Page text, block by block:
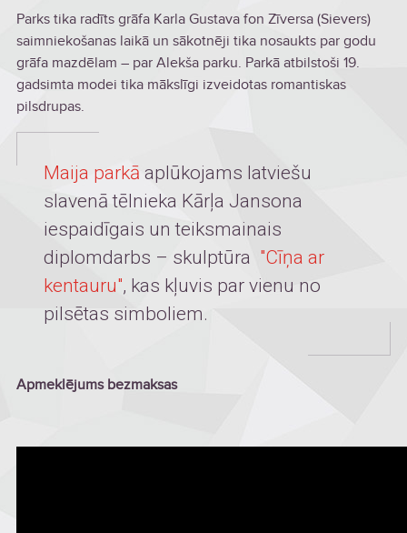
Parks tika radīts grāfa Karla Gustava fon Zīversa (Sievers)
saimniekošanas laikā un sākotnēji tika nosaukts par godu
grāfa mazdēlam – par Alekša parku. Parkā atbilstoši 19.
gadsimta modei tika mākslīgi izveidotas romantiskas
pilsdrupas.
Maija parkā aplūkojams latviešu
slavenā tēlnieka Kārļa Jansona
iespaidīgais un teiksmainais
diplomdarbs – skulptūra "Cīņa ar
kentauru", kas kļuvis par vienu no
pilsētas simboliem.
Apmeklējums bezmaksas